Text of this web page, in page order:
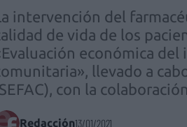
intervención del
de vida de los
económica
llevado a
con la
Redacción13/01/2021